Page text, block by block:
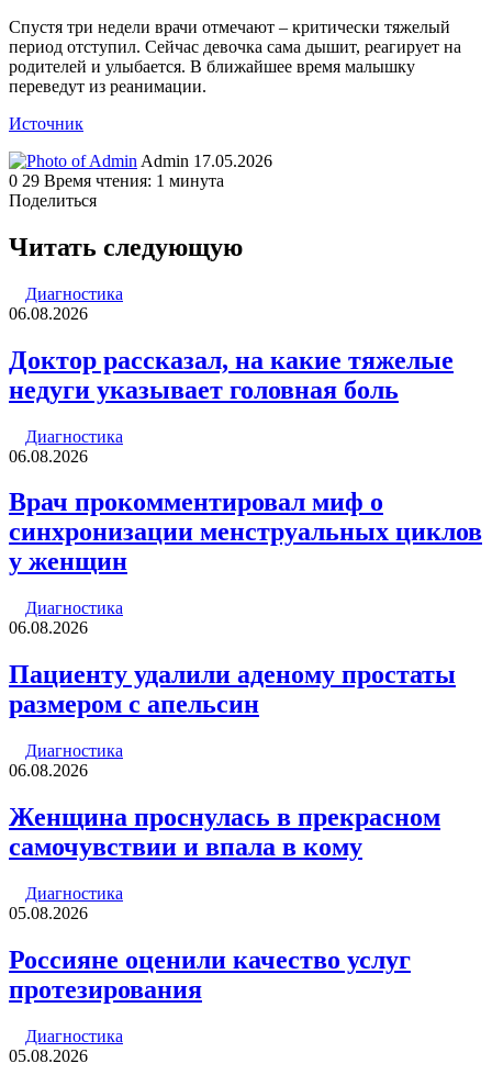
Спустя три недели врачи отмечают – критически тяжелый
период отступил. Сейчас девочка сама дышит, реагирует на
родителей и улыбается. В ближайшее время малышку
переведут из реанимации.
Источник
Admin Send
an
17.05.2026
0 29 Время чтения: 1 минута
Поделиться
через
электронную
Читать следующую
Диагностика
06.08.2026
Доктор рассказал, на какие тяжелые
недуги указывает головная боль
Диагностика
06.08.2026
Врач прокомментировал миф о
синхронизации менструальных циклов
у женщин
Диагностика
06.08.2026
Пациенту удалили аденому простаты
размером с апельсин
Диагностика
06.08.2026
Женщина проснулась в прекрасном
самочувствии и впала в кому
Диагностика
05.08.2026
Россияне оценили качество услуг
протезирования
Диагностика
05.08.2026